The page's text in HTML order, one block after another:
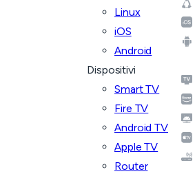
Linux
iOS
Android
Dispositivi
Smart TV
Fire TV
Android TV
Apple TV
Router